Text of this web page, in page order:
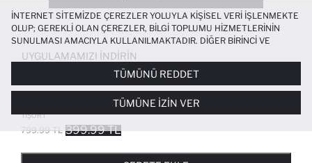
NBA WORDMARK OVERSIZE GENIŞ
KALIP BISIKLET YAKA KISA KOLLU
TIŞÖRT
799.99 TL 399.99 TL
UYGULAMAMIZI İNDIRIN
POPÜLER KATEGORILER
İNTERNET SITEMIZDE ÇEREZLER YOLUYLA KIŞISEL VERI IŞLENMEKTE
OLUP; GEREKLI OLAN ÇEREZLER, BILGI TOPLUMU HIZMETLERININ
SUNULMASI AMACIYLA KULLANILMAKTADIR. DIĞER BIRINCI VE
ÜÇÜNCÜ TARAF ÇEREZLER ISE SIZE DAHA IYI BIR ALIŞVERIŞ
DENEYIMI SUNULABILMESI, SITEMIZIN DAHA IŞLEVSEL KILINMASI VE
KIŞISELLEŞTIRMESI VE AÇIK RIZA VERMENIZ HALINDE, SIZLERE
YÖNELIK PAZARLAMA FAALIYETLERININ YAPILMASI AMAÇLARIYLA
SINIRLI OLARAK KULLANILACAKTIR. ÇEREZLERE DAIR TERCIHLERINIZI
ÇEREZ TERCIHLERIPANELI ARACILIĞIYLA HER ZAMAN YÖNETEBILIR,
ÇEREZLERLE ILGILI DAHA DETAYLI BILGIYE
TÜMÜNÜ REDDET
TÜMÜNE İZIN VER